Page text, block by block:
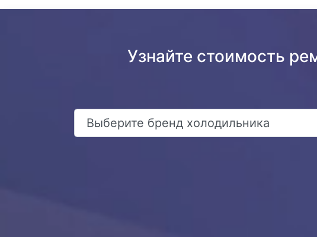
Узнайте стоимость